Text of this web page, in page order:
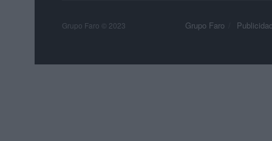
Grupo Faro Publicidad
Grupo Faro © 2023